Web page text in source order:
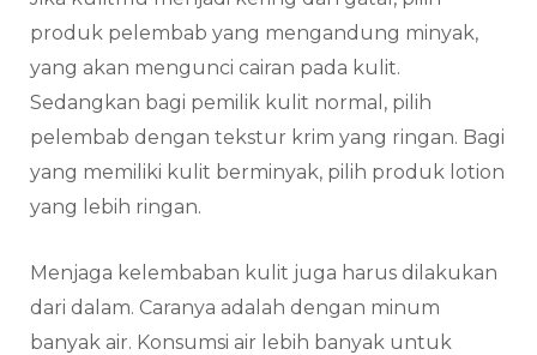
produk pelembab yang mengandung minyak,
yang akan mengunci cairan pada kulit.
Sedangkan bagi pemilik kulit normal, pilih
pelembab dengan tekstur krim yang ringan. Bagi
yang memiliki kulit berminyak, pilih produk lotion
yang lebih ringan.
Menjaga kelembaban kulit juga harus dilakukan
dari dalam. Caranya adalah dengan minum
banyak air. Konsumsi air lebih banyak untuk